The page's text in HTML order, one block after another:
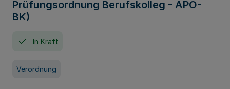
Prüfungsordnung Berufskolleg - APO-
BK)
In Kraft
Verordnung